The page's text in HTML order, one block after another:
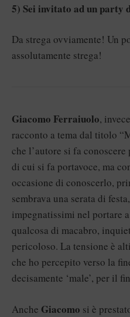
5) Sei invitato ad un
Da strega ovviamente! Un
assolutamente strega!
Giacomo Ferraiuolo,
racconto a tema dal titolo
che l’autore si fa
di cui si fa portavoce, ma
occasione di conoscerlo,
sembrava una serata di
impegnatissimi nel portare
qualcosa di macabro,
pericoloso. La tensione è
che ho percepito verso la
decisamente ‘male’, per il
Anche Giacomo si è